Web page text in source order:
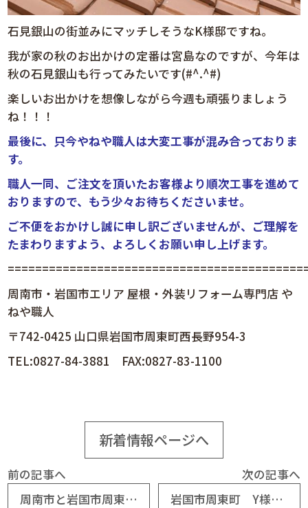
石見銀山の街並みにマッチしそうなK様邸ですね。
我が家の秋のお出かけの定番は宮島なのですが、今年は
秋の石見銀山も行ってみたいです(#^.^#)
楽しいお出かけを想像しながら今週も頑張りましょう
ね！！！
最後に、只今やねや職人は大変工事が混み合っておりま
す。
職人一同、 ご注文を頂いたお客様より順次工事を進めて
おりますので、もう少々お待ちくださいませ。
ご不便をおかけし誠に申し訳ございませんが、ご理解を
たまわりますよう、よろしくお願い申し上げます。
周南市・岩国市エリア 屋根・外装リフォーム専門店 や
ねや職人
〒742-0425 山口県岩国市周東町西長野954-3
TEL:0827-84-3881 FAX:0827-83-1100
新着情報ページへ
前の記事へ
周南市と岩国市周東町で棟工事2件
次の記事へ
岩国市周東町 Y様邸棟巻き替え工事